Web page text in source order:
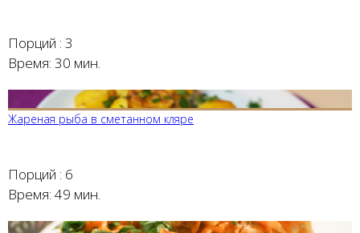
Порций : 3
Время: 30 мин.
Жареная рыба в сметанном кляре
Порций : 6
Время: 49 мин.